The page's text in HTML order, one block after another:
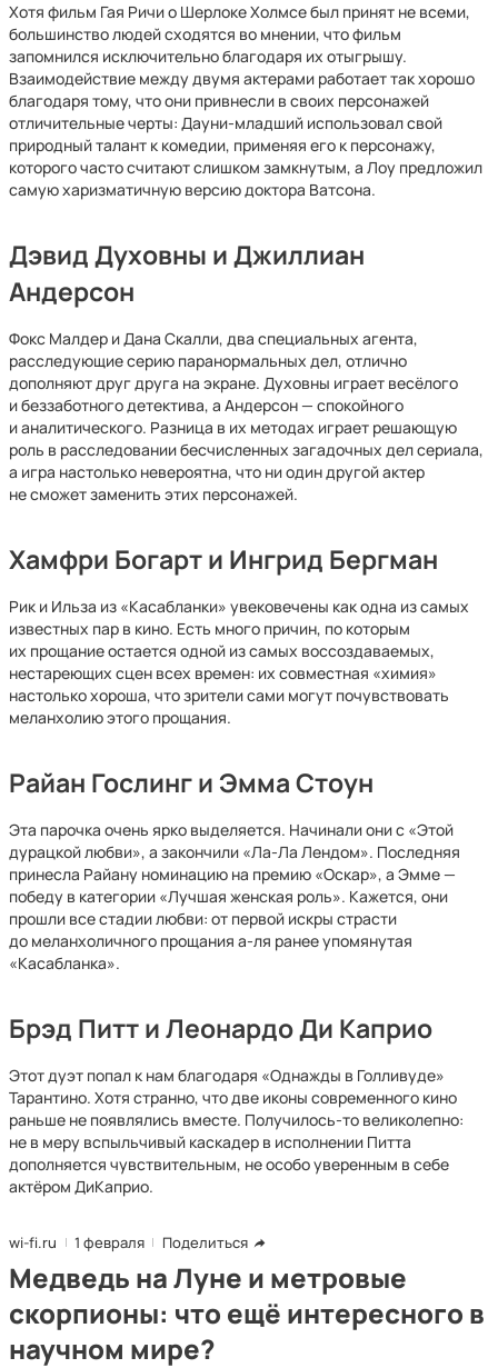
Хотя фильм Гая Ричи о Шерлоке Холмсе был принят не всеми,
большинство людей сходятся во мнении, что фильм
запомнился исключительно благодаря их отыгрышу.
Взаимодействие между двумя актерами работает так хорошо
благодаря тому, что они привнесли в своих персонажей
отличительные черты: Дауни-младший использовал свой
природный талант к комедии, применяя его к персонажу,
которого часто считают слишком замкнутым, а Лоу предложил
самую харизматичную версию доктора Ватсона.
Дэвид Духовны и Джиллиан
Андерсон
Фокс Малдер и Дана Скалли, два специальных агента,
расследующие серию паранормальных дел, отлично
дополняют друг друга на экране. Духовны играет весёлого
и беззаботного детектива, а Андерсон — спокойного
и аналитического. Разница в их методах играет решающую
роль в расследовании бесчисленных загадочных дел сериала,
а игра настолько невероятна, что ни один другой актер
не сможет заменить этих персонажей.
Хамфри Богарт и Ингрид Бергман
Рик и Ильза из «Касабланки» увековечены как одна из самых
известных пар в кино. Есть много причин, по которым
их прощание остается одной из самых воссоздаваемых,
нестареющих сцен всех времен: их совместная «химия»
настолько хороша, что зрители сами могут почувствовать
меланхолию этого прощания.
Райан Гослинг и Эмма Стоун
Эта парочка очень ярко выделяется. Начинали они с «Этой
дурацкой любви», а закончили «Ла-Ла Лендом». Последняя
принесла Райану номинацию на премию «Оскар», а Эмме —
победу в категории «Лучшая женская роль». Кажется, они
прошли все стадии любви: от первой искры страсти
до меланхоличного прощания а-ля ранее упомянутая
«Касабланка».
Брэд Питт и Леонардo Ди Каприо
Этот дуэт попал к нам благодаря «Однажды в Голливуде»
Тарантино. Хотя странно, что две иконы современного кино
раньше не появлялись вместе. Получилось-то великолепно:
не в меру вспыльчивый каскадер в исполнении Питта
дополняется чувствительным, не особо уверенным в себе
актёром ДиКаприо.
wi-fi.ru 1 февраля Поделиться
Медведь на Луне и метровые
скорпионы: что ещё интересного в
научном мире?